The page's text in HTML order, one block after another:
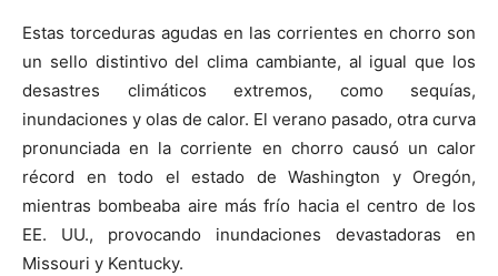
Estas torceduras agudas en las corrientes en chorro son
un sello distintivo del clima cambiante, al igual que los
desastres climáticos extremos, como sequías,
inundaciones y olas de calor. El verano pasado, otra curva
pronunciada en la corriente en chorro causó un calor
récord en todo el estado de Washington y Oregón,
mientras bombeaba aire más frío hacia el centro de los
EE. UU., provocando inundaciones devastadoras en
Missouri y Kentucky.